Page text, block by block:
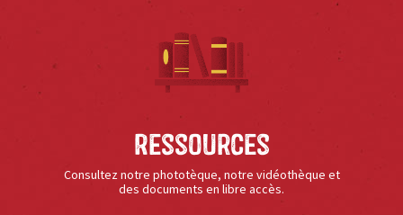
Ressources
Consultez notre phototèque, notre vidéothèque et
des documents en libre accès.